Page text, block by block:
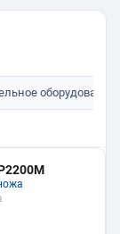
оборудование